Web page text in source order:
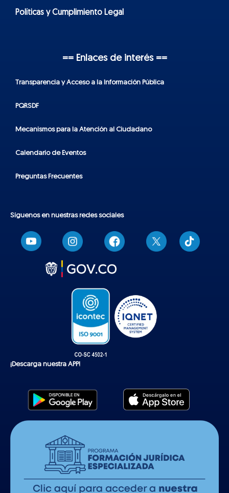
Políticas y Cumplimiento Legal
== Enlaces de interés ==
Transparencia y Acceso a la Información Pública
PQRSDF
Mecanismos para la Atención al Ciudadano
Calendario de Eventos
Preguntas Frecuentes
Síguenos en nuestras redes sociales
T
i
k
¡Descarga nuestra APP!